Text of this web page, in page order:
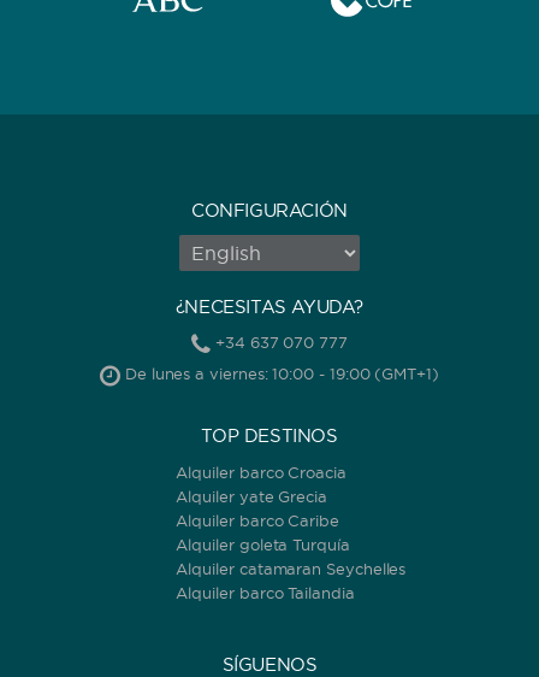
AÑO DE CONSTRUCCIÓN / RENOVACIÓN
ORDENAR POR
CONFIGURACIÓN
¿NECESITAS AYUDA?
+34 637 070 777
De lunes a viernes: 10:00 - 19:00 (GMT+1)
TOP DESTINOS
Alquiler barco Croacia
Alquiler yate Grecia
Alquiler barco Caribe
Alquiler goleta Turquía
Alquiler catamaran Seychelles
Alquiler barco Tailandia
SÍGUENOS